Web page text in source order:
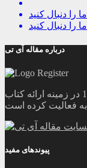
ما را دنبال کنید
ما را دنبال کنید
درباره مقاله آی تی
وبسایت مقاله آی تی از آبان ماه سال 1392 در زمینه ارائه کتاب
پیوندهای مفید